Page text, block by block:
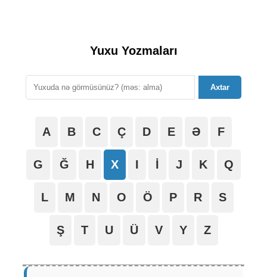
Yuxu Yozmaları
Axtar
A B C Ç D E Ə F
G Ğ H X I İ J K Q
L M N O Ö P R S
Ş T U Ü V Y Z